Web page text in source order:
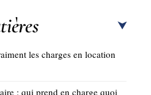
les charges en location
: qui prend en charge quoi